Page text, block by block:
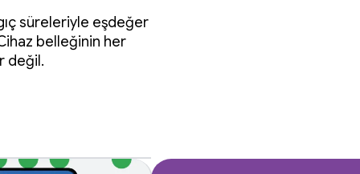
süreleriyle eşdeğer
belleğinin her
değil.